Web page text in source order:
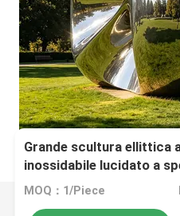
Grande scultura ellittica
inossidabile lucidato a
Arte moderna
MOQ：1/Piece